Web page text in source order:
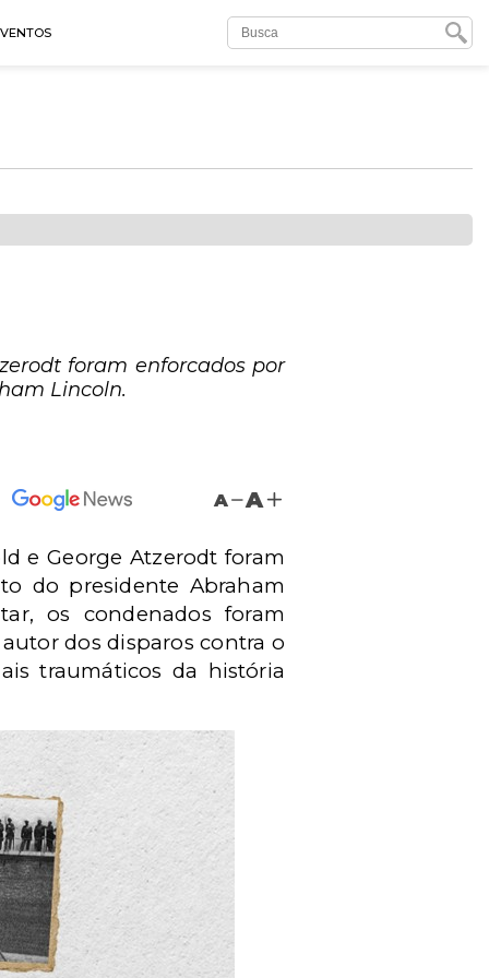
foram enforcados por
Lincoln.
A A
e George Atzerodt foram
do presidente Abraham
os condenados foram
dos disparos contra o
traumáticos da história